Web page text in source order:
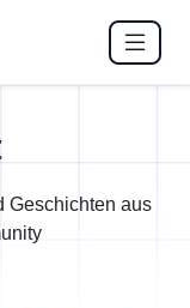
Geschichten aus